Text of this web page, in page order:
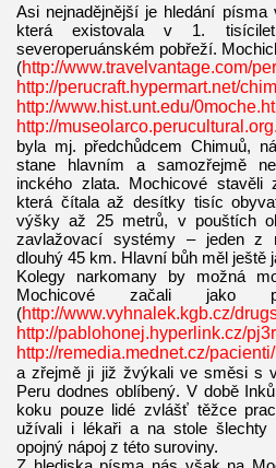
Asi nejnadějnější je hledání písma
která existovala v 1.
severoperuánském pobřeží.
(http://www.travelvantage.com/
http://perucraft.hypermart.net/
http://www.hist.unt.edu/
http://
byla mj. předchůdcem Chimuů,
stane hlavním a samozřejmě
inckého zlata. Mochicové stavěli
která čítala až desítky tisíc
výšky až 25 metrů, v pouštích
zavlažovací systémy – jeden z
dlouhý 45 km. Hlavní bůh měl ještě
Kolegy narkomany by možná
Mochicové začali jako
(http://www.vyhnalek.kgb.cz/
http://pablohonej.hyperlink.cz/
http://remedia.mednet.cz/
a zřejmě ji již žvýkali ve směsi s
Peru dodnes oblíbený. V době
koku pouze lidé zvlášť těžce
užívali i lékaři a na stole šlechty
opojný nápoj z této suroviny.